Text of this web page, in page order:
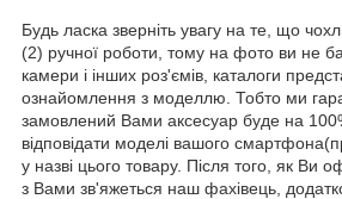
Будь ласка зверніть увагу на те, що
(2) ручної роботи, тому на фото ви не
камери і інших роз'ємів, каталоги
ознайомлення з моделлю. Тобто ми
замовлений Вами аксесуар буде на
відповідати моделі вашого
у назві цього товару. Після того, як Ви
з Вами зв'яжеться наш фахівець,